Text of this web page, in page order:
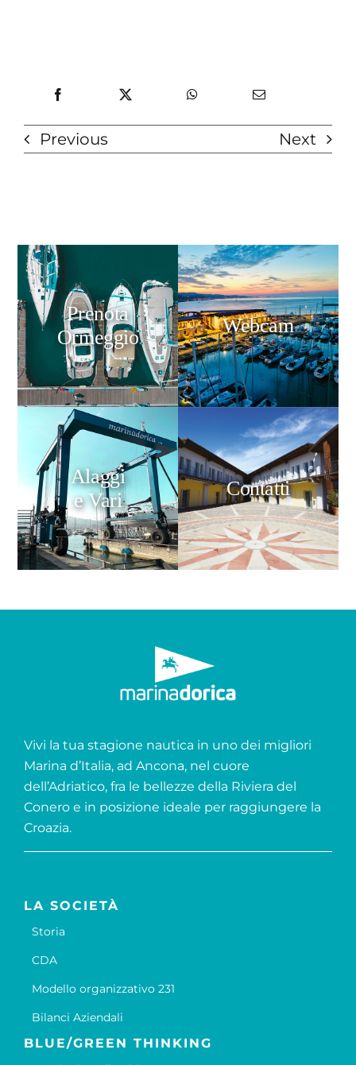
Previous Next
Prenota
Ormeggio
Webcam
Alaggi
e Vari
Contatti
Vivi la tua stagione nautica in uno dei migliori
Marina d’Italia, ad Ancona, nel cuore
dell’Adriatico, fra le bellezze della Riviera del
Conero e in posizione ideale per raggiungere la
Croazia.
LA SOCIETÀ
Storia
CDA
Modello organizzativo 231
Bilanci Aziendali
BLUE/GREEN THINKING